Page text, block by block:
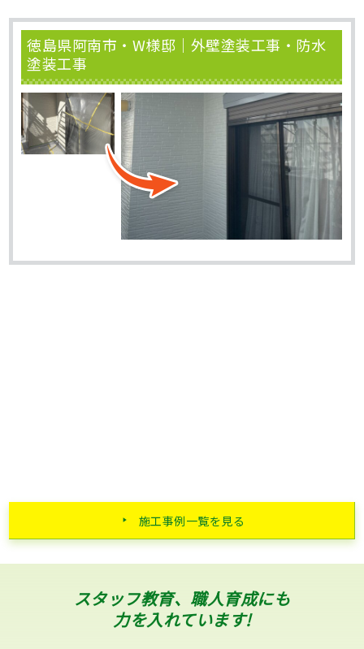
徳島県阿南市・W様邸｜外壁塗装工事・防水
塗装工事
施工事例一覧を見る
スタッフ教育、職人育成にも
力を入れています!